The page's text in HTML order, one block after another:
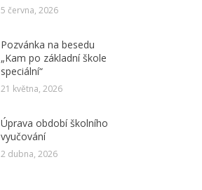
5 června, 2026
Pozvánka na besedu
„Kam po základní škole
speciální“
21 května, 2026
Úprava období školního
vyučování
2 dubna, 2026